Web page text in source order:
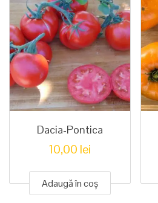
Dacia-Pontica
10,00 lei
Adaugă în coș